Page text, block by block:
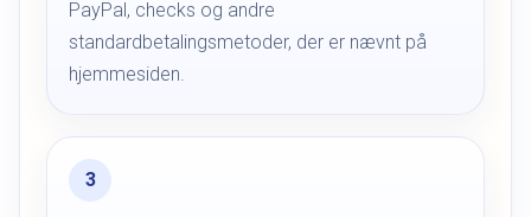
PayPal, checks og andre
standardbetalingsmetoder, der er nævnt på
hjemmesiden.